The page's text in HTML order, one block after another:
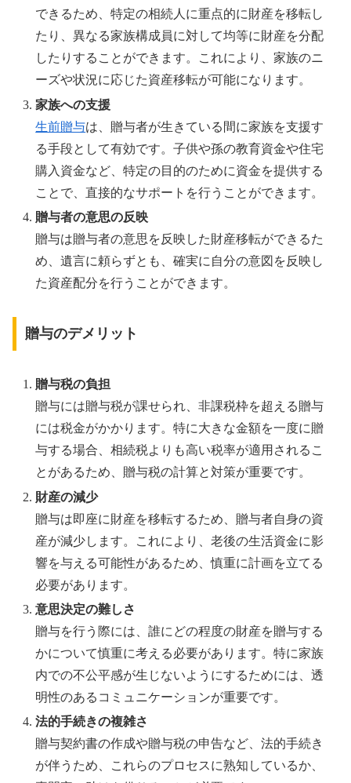
できるため、特定の相続人に重点的に財産を移転し
たり、異なる家族構成員に対して均等に財産を分配
したりすることができます。これにより、家族のニ
ーズや状況に応じた資産移転が可能になります。
家族への支援
生前贈与は、贈与者が生きている間に家族を支援す
る手段として有効です。子供や孫の教育資金や住宅
購入資金など、特定の目的のために資金を提供する
ことで、直接的なサポートを行うことができます。
贈与者の意思の反映
贈与は贈与者の意思を反映した財産移転ができるた
め、遺言に頼らずとも、確実に自分の意図を反映し
た資産配分を行うことができます。
贈与のデメリット
贈与税の負担
贈与には贈与税が課せられ、非課税枠を超える贈与
には税金がかかります。特に大きな金額を一度に贈
与する場合、相続税よりも高い税率が適用されるこ
とがあるため、贈与税の計算と対策が重要です。
財産の減少
贈与は即座に財産を移転するため、贈与者自身の資
産が減少します。これにより、老後の生活資金に影
響を与える可能性があるため、慎重に計画を立てる
必要があります。
意思決定の難しさ
贈与を行う際には、誰にどの程度の財産を贈与する
かについて慎重に考える必要があります。特に家族
内での不公平感が生じないようにするためには、透
明性のあるコミュニケーションが重要です。
法的手続きの複雑さ
贈与契約書の作成や贈与税の申告など、法的手続き
が伴うため、これらのプロセスに熟知しているか、